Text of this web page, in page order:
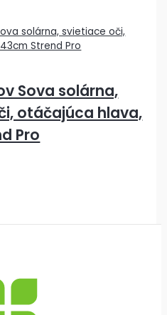
Sova solárna,
otáčajúca hlava,
Pro